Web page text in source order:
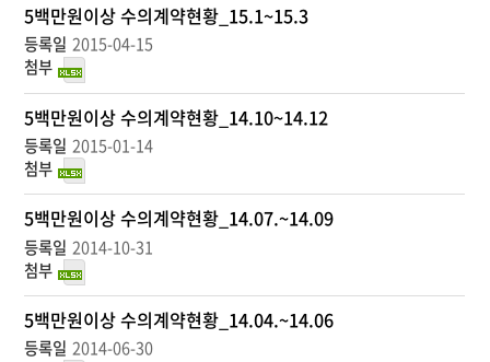
호,
제
목,
등
록
자,
등
록
일,
첨
부,
조
회
수
5백만원이상 수의계약현황_15.1~15.3
2015-04-15
5백만원이상 수의계약현황_14.10~14.12
2015-01-14
5백만원이상 수의계약현황_14.07.~14.09
2014-10-31
5백만원이상 수의계약현황_14.04.~14.06
2014-06-30